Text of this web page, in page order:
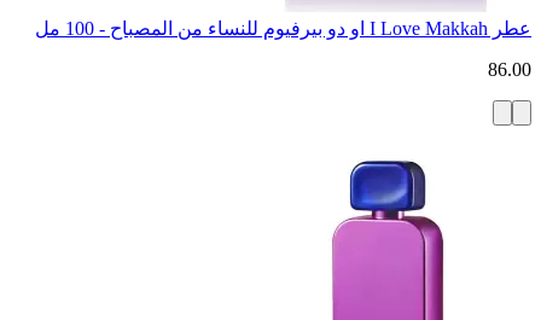
عطر I Love Makkah او دو بيرفيوم للنساء من المصباح - 100 مل
86.00